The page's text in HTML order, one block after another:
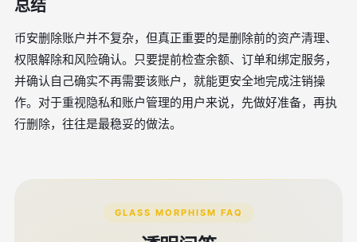
总结
币安删除账户并不复杂，但真正重要的是删除前的资产清理、
权限解除和风险确认。只要提前检查余额、订单和绑定服务，
并确认自己确实不再需要该账户，就能更安全地完成注销操
作。对于重视隐私和账户管理的用户来说，先做好准备，再执
行删除，往往是最稳妥的做法。
GLASS MORPHISM FAQ